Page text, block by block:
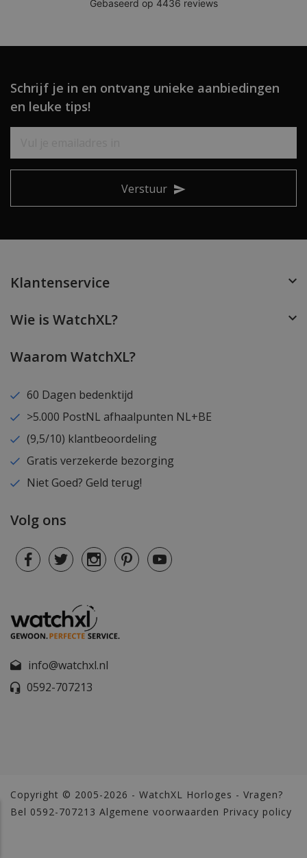
Schrijf je in en ontvang unieke aanbiedingen
en leuke tips!
Verstuur
Klantenservice
Wie is WatchXL?
Waarom WatchXL?
60 Dagen bedenktijd
>5.000 PostNL afhaalpunten NL+BE
(9,5/10) klantbeoordeling
Gratis verzekerde bezorging
Niet Goed? Geld terug!
Volg ons
info@watchxl.nl
0592-707213
Copyright © 2005-2026 - WatchXL Horloges - Vragen?
Bel 0592-707213 Algemene voorwaarden Privacy policy